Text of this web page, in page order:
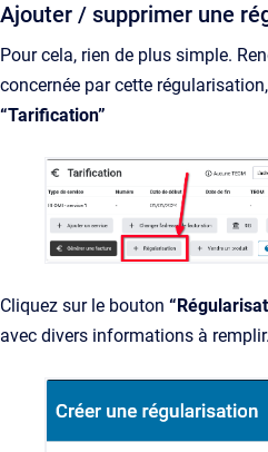
Ajouter / supprimer une
Pour cela, rien de plus simple.
concernée par cette
“Tarification”
Cliquez sur le bouton
avec divers informations à remplir.